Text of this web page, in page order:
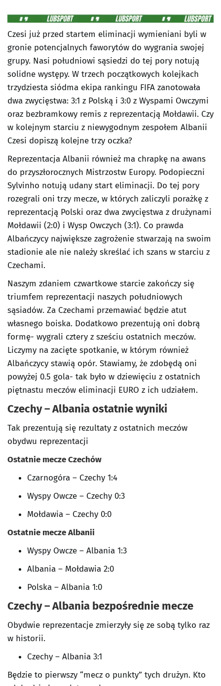
Czesi już przed startem eliminacji wymieniani byli w
gronie potencjalnych faworytów do wygrania swojej
grupy. Nasi południowi sąsiedzi do tej pory notują
solidne występy. W trzech początkowych kolejkach
trzydziesta siódma ekipa rankingu FIFA zanotowała
dwa zwycięstwa: 3:1 z Polską i 3:0 z Wyspami Owczymi
oraz bezbramkowy remis z reprezentacją Mołdawii. Czy
w kolejnym starciu z niewygodnym zespołem Albanii
Czesi dopiszą kolejne trzy oczka?
Reprezentacja Albanii również ma chrapkę na awans
do przyszłorocznych Mistrzostw Europy. Podopieczni
Sylvinho notują udany start eliminacji. Do tej pory
rozegrali oni trzy mecze, w których zaliczyli porażkę z
reprezentacją Polski oraz dwa zwycięstwa z drużynami
Mołdawii (2:0) i Wysp Owczych (3:1). Co prawda
Albańczycy największe zagrożenie stwarzają na swoim
stadionie ale nie należy skreślać ich szans w starciu z
Czechami.
Naszym zdaniem czwartkowe starcie zakończy się
triumfem reprezentacji naszych południowych
sąsiadów. Za Czechami przemawiać będzie atut
własnego boiska. Dodatkowo prezentują oni dobrą
formę- wygrali cztery z sześciu ostatnich meczów.
Liczymy na zacięte spotkanie, w którym również
Albańczycy stawią opór. Stawiamy, że zdobędą oni
powyżej 0.5 gola- tak było w dziewięciu z ostatnich
piętnastu meczów eliminacji EURO z ich udziałem.
Czechy – Albania ostatnie wyniki
Tak prezentują się rezultaty z ostatnich meczów
obydwu reprezentacji
Ostatnie mecze Czechów
Czarnogóra – Czechy 1:4
Wyspy Owcze – Czechy 0:3
Mołdawia – Czechy 0:0
Ostatnie mecze Albanii
Wyspy Owcze – Albania 1:3
Albania – Mołdawia 2:0
Polska – Albania 1:0
Czechy – Albania bezpośrednie mecze
Obydwie reprezentacje zmierzyły się ze sobą tylko raz
w historii.
Czechy – Albania 3:1
Będzie to pierwszy “mecz o punkty” tych drużyn. Kto